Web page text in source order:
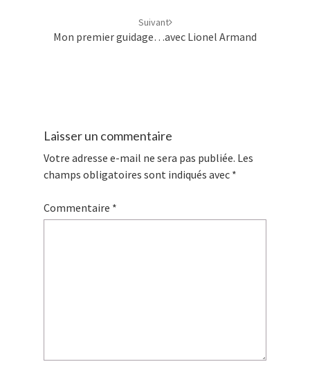
Suivant
Mon premier guidage…avec Lionel Armand
Laisser un commentaire
Votre adresse e-mail ne sera pas publiée. Les
champs obligatoires sont indiqués avec *
Commentaire *